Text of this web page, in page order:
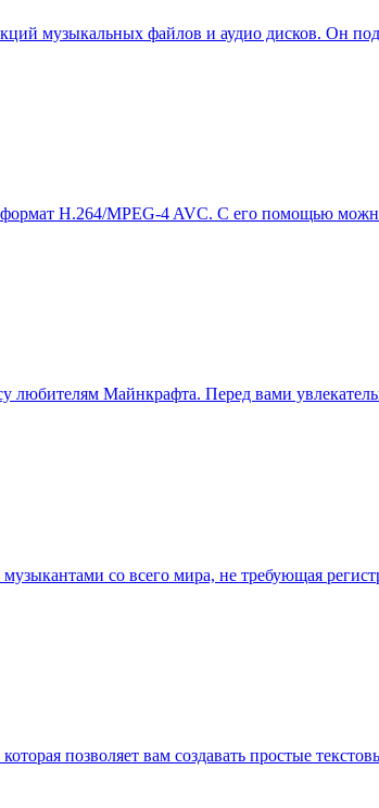
музыкальных файлов и аудио дисков. Он
H.264/MPEG-4 AVC. С его помощью
Майнкрафта. Перед вами
со всего мира, не требующая
позволяет вам создавать простые